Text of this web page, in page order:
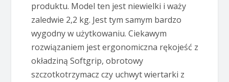
produktu. Model ten jest niewielki i waży
zaledwie 2,2 kg. Jest tym samym bardzo
wygodny w użytkowaniu. Ciekawym
rozwiązaniem jest ergonomiczna rękojeść z
okładziną Softgrip, obrotowy
szczotkotrzymacz czy uchwyt wiertarki z